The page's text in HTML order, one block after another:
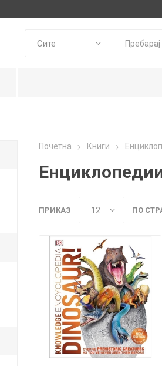
Lilliputiens
Почетна Книги
ПРИКАЗ ПО